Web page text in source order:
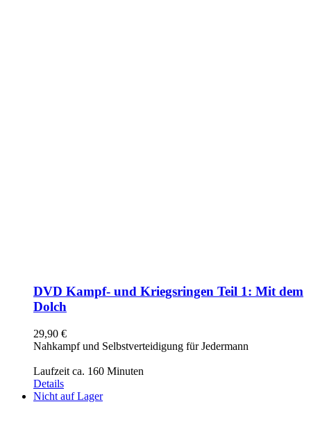
DVD Kampf- und Kriegsringen Teil 1: Mit dem
Dolch
29,90 €
Nahkampf und Selbstverteidigung für Jedermann
Laufzeit ca. 160 Minuten
Details
Nicht auf Lager